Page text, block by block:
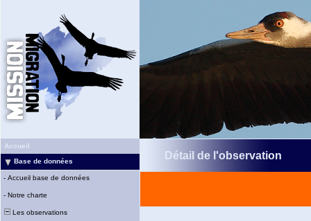
Accueil
Base de données
- Accueil base de données
- Notre charte
Les observations
Détail de l'observation